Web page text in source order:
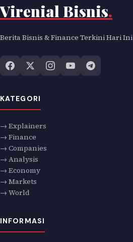
Virenial Bisnis.
Berita Bisnis & Finance Terkini Hari Ini
KATEGORI
→ Explainers
→ Finance
→ Companies
→ Analysis
→ Economy
→ Markets
→ World
INFORMASI